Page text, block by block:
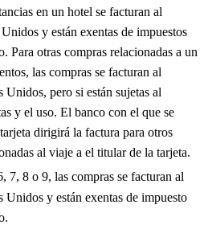
en un hotel se facturan al
y están exentas de impuestos
Para otras compras relacionadas a un
las compras se facturan al
Unidos, pero si están sujetas al
y el uso. El banco con el que se
dirigirá la factura para otros
al viaje a el titular de la tarjeta.
7, 8 o 9, las compras se facturan al
Unidos y están exentas de impuesto